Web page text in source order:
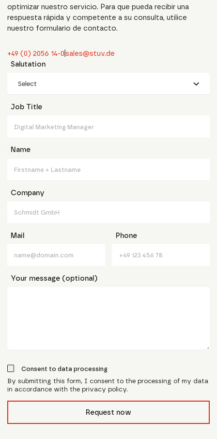
optimizar nuestro servicio. Para que pueda recibir una
respuesta rápida y competente a su consulta, utilice
nuestro formulario de contacto.
+49 (0) 2056 14-0sales@stuv.de
Salutation
Select
Job Title
Name
Company
Mail Phone
Your message (optional)
Consent to data processing
By submitting this form, I consent to the processing of my data
in accordance with the privacy policy.
Request now